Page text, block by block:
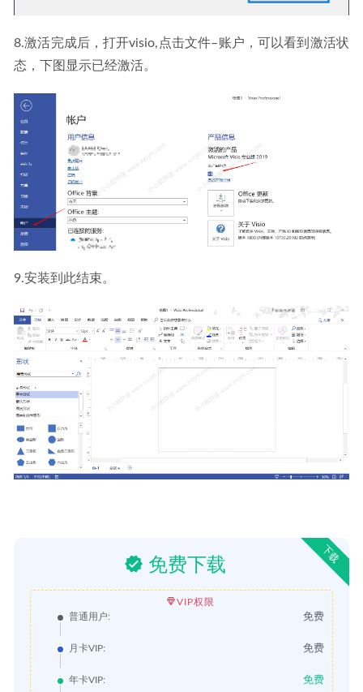
8.激活完成后，打开visio,点击文件–账户，可以看到激活状
态，下图显示已经激活。
9.安装到此结束。
下载
免费下载
VIP权限
普通用户:
免费
月卡VIP: 免费
年卡VIP: 免费